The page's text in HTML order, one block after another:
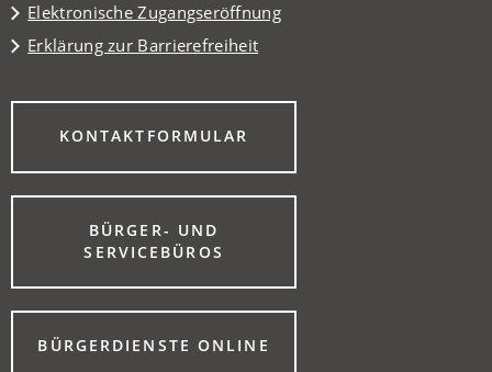
Elektronische Zugangseröffnung
Erklärung zur Barrierefreiheit
KONTAKTFORMULAR
(ÖFFNET
EINEM
NEUEN
BÜRGER- UND
SERVICEBÜROS
(ÖFFNET
EINEM
NEUEN
TAB)BÜRGERDIENSTE ONLINE
(ÖFFNET